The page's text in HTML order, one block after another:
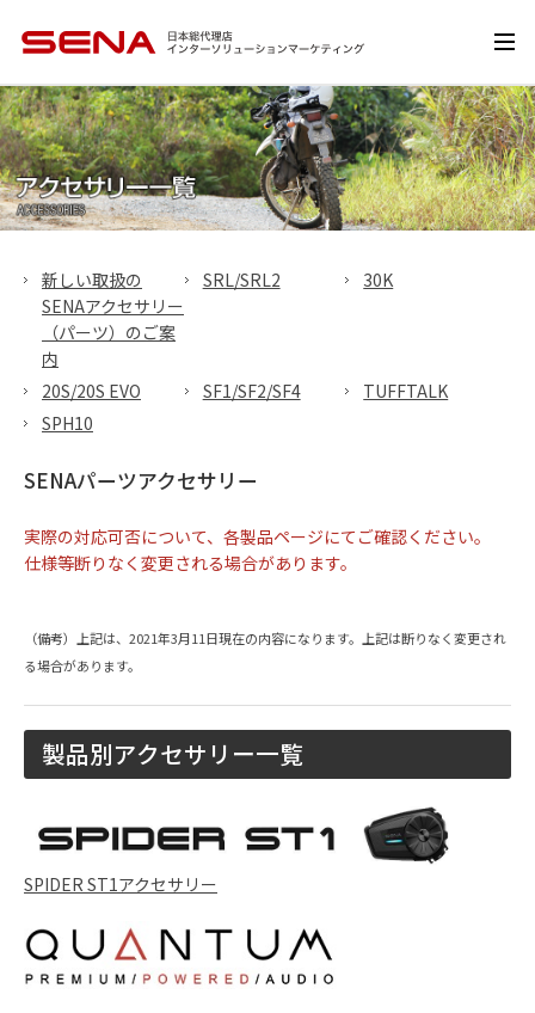
SENAパーツアクセサリー
実際の対応可否について、各製品ページにてご確認ください。
仕様等断りなく変更される場合があります。
（備考）上記は、2021年3月11日現在の内容になります。上記は断りなく変更され
る場合があります。
製品別アクセサリー一覧
SPIDER ST1アクセサリー
新しい取扱の
SENAアクセサリー
（パーツ）のご案
内
SRL/SRL2 30K
20S/20S EVO SF1/SF2/SF4
TUFFTALK
SPH10